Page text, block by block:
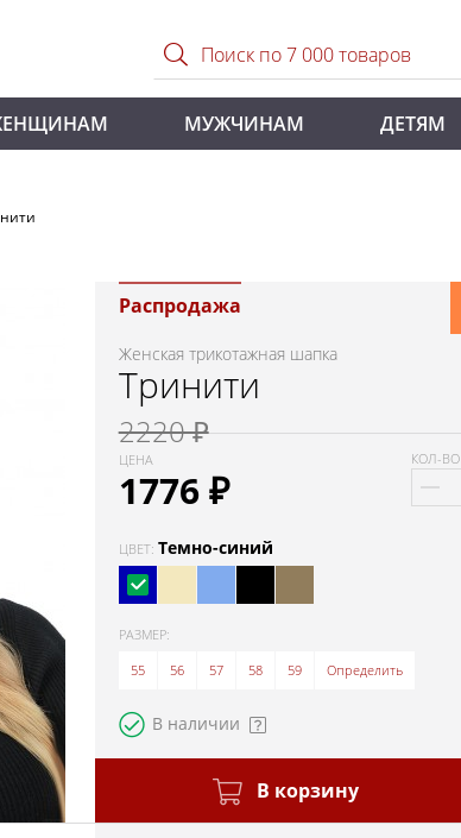
МУЖЧИНАМ ДЕТЯМ
Распродажа
Женская трикотажная шапка
Тринити
2220 ₽
ЦЕНА
1776₽
КОЛ-ВО
ЦВЕТ: Темно-синий
РАЗМЕР:
55
56 57 58 59 Определить
В наличии
В корзину